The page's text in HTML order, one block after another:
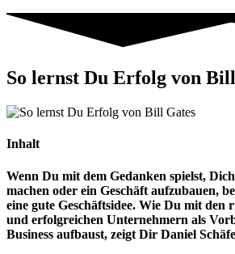
So lernst Du Erfolg von
Inhalt
Wenn Du mit dem Gedanken spielst,
machen oder ein Geschäft aufzubauen,
eine gute Geschäftsidee. Wie Du mit
und erfolgreichen Unternehmern als
Business aufbaust, zeigt Dir Daniel